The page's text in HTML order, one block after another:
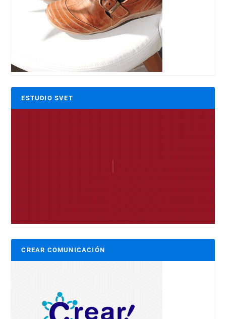
ESTUDIO SVET
CREAR COMUNICACIÓN